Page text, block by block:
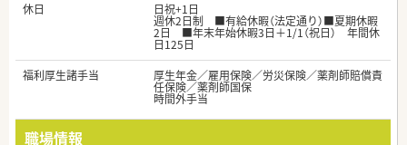
休日
日祝+1日
週休2日制 ■有給休暇（法定通り）■夏期休暇
2日 ■年末年始休暇3日＋1/1（祝日） 年間休
日125日
福利厚生諸手当
厚生年金／雇用保険／労災保険／薬剤師賠償責
任保険／薬剤師国保
時間外手当
職場情報